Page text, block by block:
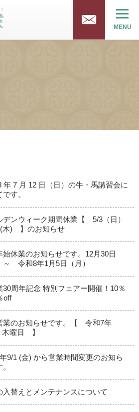
MENU
年 7 月 12 日（日）の牛・馬講習会に
す。
デンウィーク期間休業【 5/3（日）
(木) 】のお知らせ
始休業のお知らせです。12月30日
～ 令和8年1月5日（月）
30周年記念 特別フェアー開催！10％
off
業のお知らせです。【 令和7年
曜日 】
9/1 (金) から営業時間変更のお知ら
入替えとメンテナンスについて